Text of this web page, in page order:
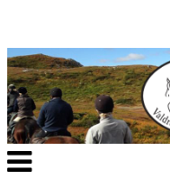
Veksle
navigasjon